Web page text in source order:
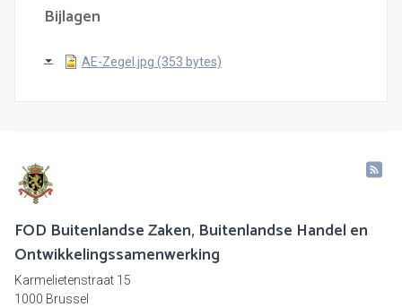
Bijlagen
AE-Zegel.jpg (353 bytes)
FOD Buitenlandse Zaken, Buitenlandse Handel en
Ontwikkelingssamenwerking
Karmelietenstraat 15
1000 Brussel